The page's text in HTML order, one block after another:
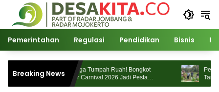
Langsung
konten
Pemerintahan Regulasi Pendidikan Bisnis
Breaking NewsRibuan Warga Tumpah Ruah! Bongkot
Spectacular Carnival 2026 Jadi Pesta
Kemerdekaan Terbesar di Peterongan
Petani